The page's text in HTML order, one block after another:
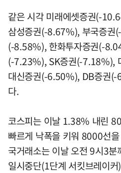
같은 시각 미래에셋증권(-
삼성증권(-8.67%), 부국증권
(-8.58%), 한화투자증권(-
(-7.23%), SK증권(-7.18%),
대신증권(-6.50%), DB증권
다.
코스피는 이날 1.38% 내린
빠르게 낙폭을 키워 8000선
국거래소는 이날 오전 9시3
일시중단(1단계 서킷브레이